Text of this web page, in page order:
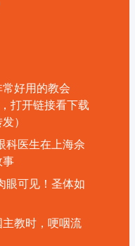
常好用的教会
打开链接看下载
）
科医生在上海佘
事
眼可见！圣体如
教时，哽咽流